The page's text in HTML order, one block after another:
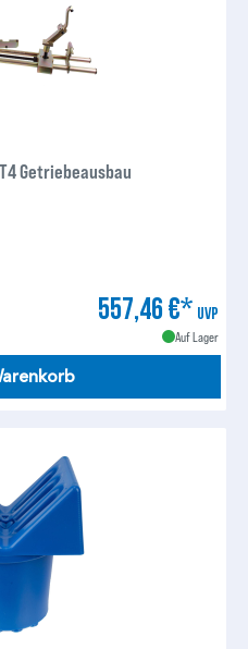
Getriebeausbau
557,46 €* UVP
Auf Lager